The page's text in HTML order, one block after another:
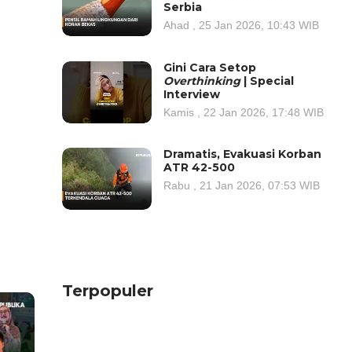
Serbia
Ahad , 25 Jan 2026, 10:43 WIB
Gini Cara Setop
Overthinking| Special
Interview
Kamis , 22 Jan 2026, 17:48 WIB
Dramatis, Evakuasi Korban
ATR 42-500
Rabu , 21 Jan 2026, 07:53 WIB
Terpopuler